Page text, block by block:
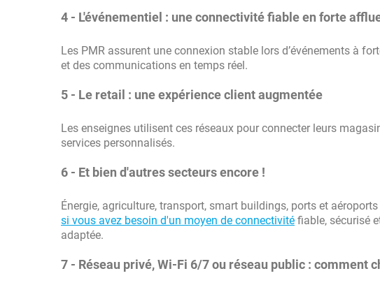
4 - L'événementiel : une connectivité fiable en forte
Les PMR assurent une connexion stable lors d’événements à
et des communications en temps réel.
5 - Le retail : une expérience client augmentée
Les enseignes utilisent ces réseaux pour connecter leurs
services personnalisés.
6 - Et bien d'autres secteurs encore !
Énergie, agriculture, transport, smart buildings, ports et
si vous avez besoin d'un moyen de connectivité fiable, sécurisé
adaptée.
7 - Réseau privé, Wi-Fi 6/7 ou réseau public : comment